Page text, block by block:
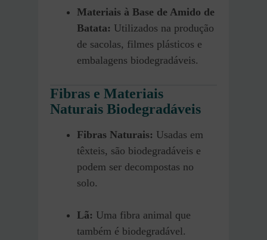
Materiais à Base de Amido de
Batata: Utilizados na produção
de sacolas, filmes plásticos e
embalagens biodegradáveis.
Fibras e Materiais
Naturais Biodegradáveis
Fibras Naturais: Usadas em
têxteis, são biodegradáveis e
podem ser decompostas no
solo.
Lã: Uma fibra animal que
também é biodegradável.